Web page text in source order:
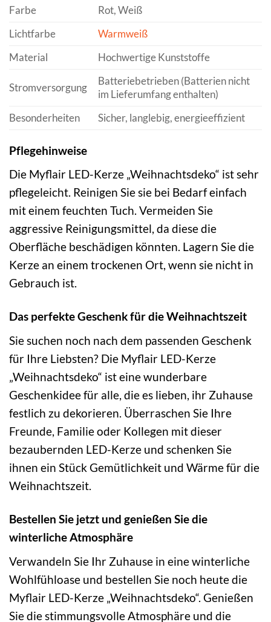
Farbe
Rot, Weiß
Lichtfarbe
Warmweiß
Material
Hochwertige Kunststoffe
Stromversorgung
Batteriebetrieben (Batterien nicht
im Lieferumfang enthalten)
Besonderheiten
Sicher, langlebig, energieeffizient
Pflegehinweise
Die Myflair LED-Kerze „Weihnachtsdeko“ ist sehr
pflegeleicht. Reinigen Sie sie bei Bedarf einfach
mit einem feuchten Tuch. Vermeiden Sie
aggressive Reinigungsmittel, da diese die
Oberfläche beschädigen könnten. Lagern Sie die
Kerze an einem trockenen Ort, wenn sie nicht in
Gebrauch ist.
Das perfekte Geschenk für die Weihnachtszeit
Sie suchen noch nach dem passenden Geschenk
für Ihre Liebsten? Die Myflair LED-Kerze
„Weihnachtsdeko“ ist eine wunderbare
Geschenkidee für alle, die es lieben, ihr Zuhause
festlich zu dekorieren. Überraschen Sie Ihre
Freunde, Familie oder Kollegen mit dieser
bezaubernden LED-Kerze und schenken Sie
ihnen ein Stück Gemütlichkeit und Wärme für die
Weihnachtszeit.
Bestellen Sie jetzt und genießen Sie die
winterliche Atmosphäre
Verwandeln Sie Ihr Zuhause in eine winterliche
Wohlfühloase und bestellen Sie noch heute die
Myflair LED-Kerze „Weihnachtsdeko“. Genießen
Sie die stimmungsvolle Atmosphäre und die